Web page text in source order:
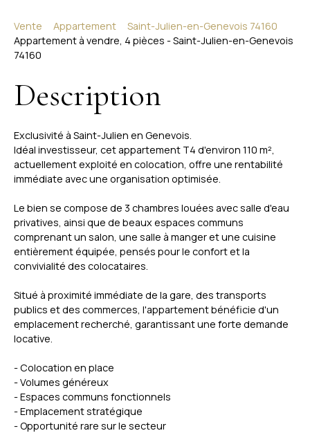
Vente Appartement
Saint-Julien-en-Genevois 74160
Appartement à vendre, 4 pièces - Saint-Julien-en-Genevois
74160
Description
Exclusivité à Saint-Julien en Genevois.
Idéal investisseur, cet appartement T4 d'environ 110 m²,
actuellement exploité en colocation, offre une rentabilité
immédiate avec une organisation optimisée.
Le bien se compose de 3 chambres louées avec salle d'eau
privatives, ainsi que de beaux espaces communs
comprenant un salon, une salle à manger et une cuisine
entièrement équipée, pensés pour le confort et la
convivialité des colocataires.
Situé à proximité immédiate de la gare, des transports
publics et des commerces, l'appartement bénéficie d'un
emplacement recherché, garantissant une forte demande
locative.
- Colocation en place
- Volumes généreux
- Espaces communs fonctionnels
- Emplacement stratégique
- Opportunité rare sur le secteur